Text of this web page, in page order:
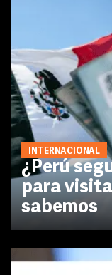
INTERNACIONAL
¿Perú
para
sabemos